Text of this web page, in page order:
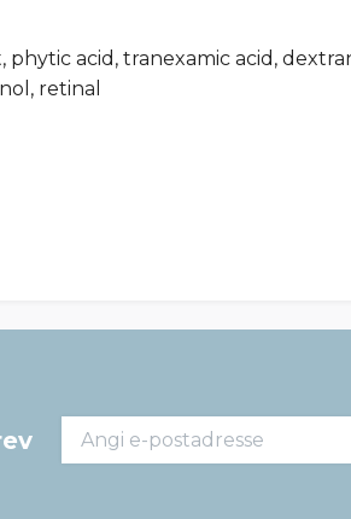
phytic acid, tranexamic acid,
retinal